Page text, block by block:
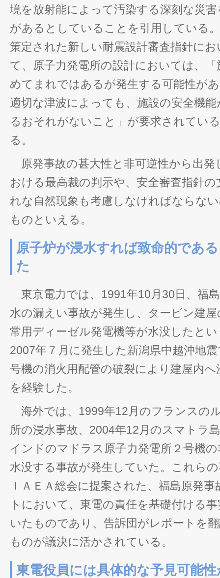
境を放射能によって汚染する深刻な災
があるとしていることを引用している
策定された新しい耐震設計審査指針に
て、原子力発電所の設計においては、
めてまれではあるが発生する可能性が
適切な津波によっても、施設の安全機
るおそれがないこと」が要求されてい
る。
原発事故の甚大性と非可逆性から出発
おける最高裁の判示や、安全審査指針
れな自然現象も考慮しなければならな
ものといえる。
原子炉が浸水すれば致命的であ
た
東京電力では、1991年10月30日、福
水の漏えい事故が発生し、タービン建
常用ディーゼル発電機等が水没したと
2007年７月に発生した新潟県中越沖地
号機の消火用配管の破裂により建屋内
を経験した。
海外では、1999年12月のフランスの
所の浸水事故、2004年12月のスマトラ
インドのマドラス原子力発電所２号機
水没する事故が発生していた。これら
ＩＡＥＡ総会に提案された、福島原発
トにおいて、東電の責任を基礎付ける
いたものであり、告訴団がレポートを
ものが議決に活かされている。
東電役員には具体的な予見可能